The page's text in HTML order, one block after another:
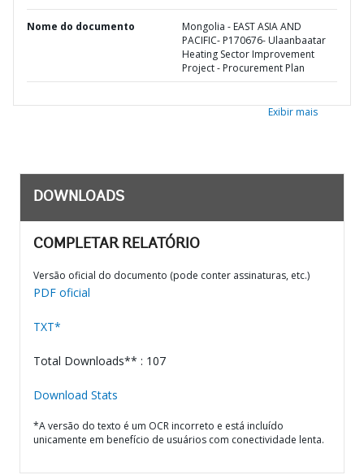
Nome do documento
Mongolia - EAST ASIA AND
PACIFIC- P170676- Ulaanbaatar
Heating Sector Improvement
Project - Procurement Plan
Exibir mais
DOWNLOADS
COMPLETAR RELATÓRIO
Versão oficial do documento (pode conter assinaturas, etc.)
PDF oficial
TXT*
Total Downloads** : 107
Download Stats
*A versão do texto é um OCR incorreto e está incluído
unicamente em benefício de usuários com conectividade lenta.